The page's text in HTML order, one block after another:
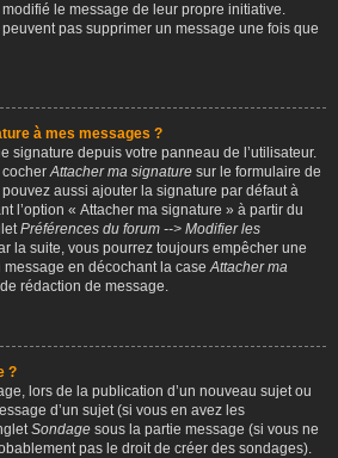
le message de leur propre initiative.
pas supprimer un message une fois que
à mes messages ?
signature depuis votre panneau de l’utilisateur.
cocherAttacher ma signature sur le formulaire de
aussi ajouter la signature par défaut à
l’option « Attacher ma signature » à partir du
Préférences du forum --> Modifier les
la suite, vous pourrez toujours empêcher une
message en décochant la caseAttacher ma
rédaction de message.
?
lors de la publication d’un nouveau sujet ou
d’un sujet (si vous en avez les
Sondage sous la partie message (si vous ne
pas le droit de créer des sondages).